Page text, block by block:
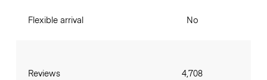
Flexible arrival
Reviews
No
4,708